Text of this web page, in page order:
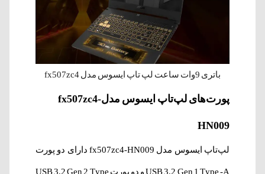
باتری 9وات ساعت لپ تاپ ایسوس مدل fx507zc4
پورت‌های لپ‌تاپ ایسوس مدلfx507zc4-
HN009
لپ‌تاپ ایسوس مدل fx507zc4-HN009 دارای دو پورت
USB 3.2 Gen 1 Type -A و دو پورت USB 3.2 Gen 2 Type